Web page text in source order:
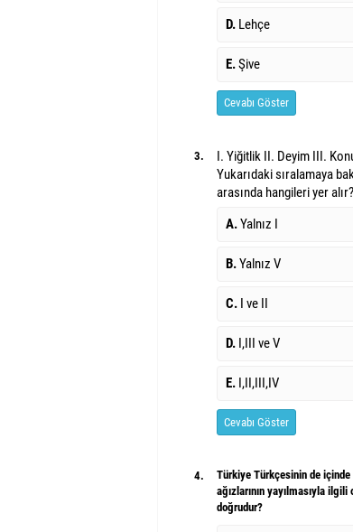
D. Lehçe
E.Şive
Cevabı Göster
3.
I. Yiğitlik II. Deyim III.
Yukarıdaki sıralamaya
arasında hangileri yer alır?
A.Yalnız I
B.Yalnız V
C. I ve II
D. I,III ve V
E. I,II,III,IV
Cevabı Göster
4.
Türkiye Türkçesinin de içinde
ağızlarının yayılmasıyla
doğrudur?